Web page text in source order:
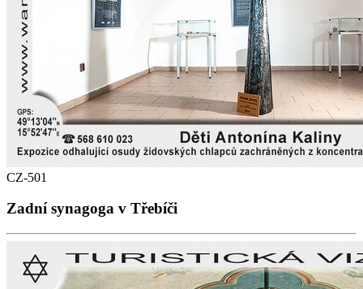
CZ-501
Zadní synagoga v Třebíči